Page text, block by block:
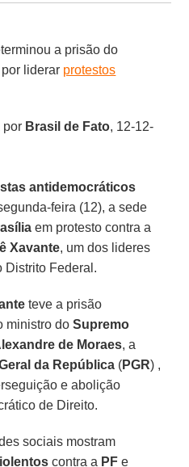
a prisão do
por liderar protestos
por Brasil de Fato, 12-12-
antidemocráticos
feira (12), a sede
em protesto contra a
Xavante, um dos lideres
Distrito Federal.
teve a prisão
ministro doSupremo
de Moraes, a
da República (PGR) ,
e abolição
de Direito.
sociais mostram
contra a PF e